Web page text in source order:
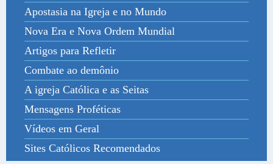
Apostasia na Igreja e no Mundo
Nova Era e Nova Ordem Mundial
Artigos para Refletir
Combate ao demônio
A igreja Católica e as Seitas
Mensagens Proféticas
Vídeos em Geral
Sites Católicos Recomendados